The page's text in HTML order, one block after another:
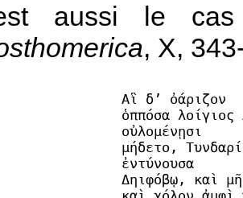
aussi le
, X,
Αἳ δ’ ὀάριζον
ὁππόσα
οὐλομένῃσι
μήδετο,
ἐντύνουσα
Δηιφόβῳ, καὶ